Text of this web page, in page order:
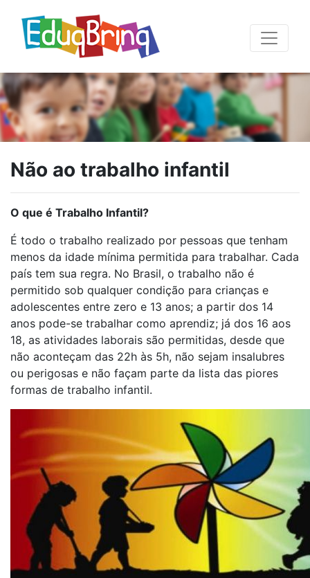
Não ao trabalho infantil
O que é Trabalho Infantil?
É todo o trabalho realizado por pessoas que tenham
menos da idade mínima permitida para trabalhar. Cada
país tem sua regra. No Brasil, o trabalho não é
permitido sob qualquer condição para crianças e
adolescentes entre zero e 13 anos; a partir dos 14
anos pode-se trabalhar como aprendiz; já dos 16 aos
18, as atividades laborais são permitidas, desde que
não aconteçam das 22h às 5h, não sejam insalubres
ou perigosas e não façam parte da lista das piores
formas de trabalho infantil.